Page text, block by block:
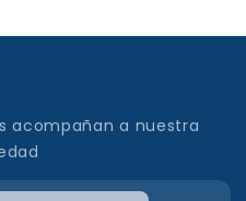
acompañan a nuestra